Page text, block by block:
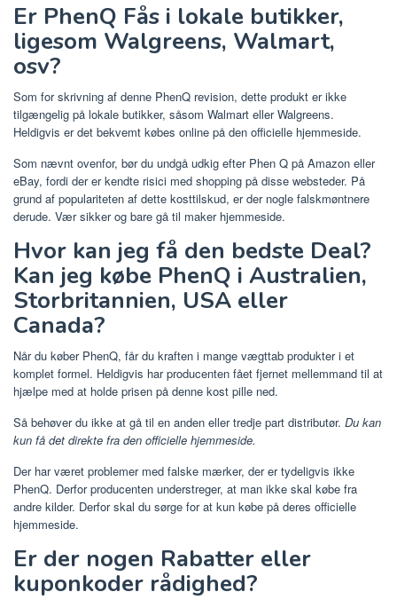
Er PhenQ Fås i lokale butikker,
ligesom Walgreens, Walmart,
osv?
Som for skrivning af denne PhenQ revision, dette produkt er ikke
tilgængelig på lokale butikker, såsom Walmart eller Walgreens.
Heldigvis er det bekvemt købes online på den officielle hjemmeside.
Som nævnt ovenfor, bør du undgå udkig efter Phen Q på Amazon eller
eBay, fordi der er kendte risici med shopping på disse websteder. På
grund af populariteten af ​​dette kosttilskud, er der nogle falskmøntnere
derude. Vær sikker og bare gå til maker hjemmeside.
Hvor kan jeg få den bedste Deal?
Kan jeg købe PhenQ i Australien,
Storbritannien, USA eller
Canada?
Når du køber PhenQ, får du kraften i mange vægttab produkter i et
komplet formel. Heldigvis har producenten fået fjernet mellemmand til at
hjælpe med at holde prisen på denne kost pille ned.
Så behøver du ikke at gå til en anden eller tredje part distributør. Du kan
kun få det direkte fra den officielle hjemmeside.
Der har været problemer med falske mærker, der er tydeligvis ikke
PhenQ. Derfor producenten understreger, at man ikke skal købe fra
andre kilder. Derfor skal du sørge for at kun købe på deres officielle
hjemmeside.
Er der nogen Rabatter eller
kuponkoder rådighed?